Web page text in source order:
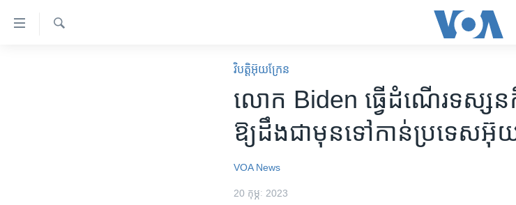
ទៅ​
វិបត្តិអ៊ុយក្រែន
លោក Biden ធ្វើ​ដំណើរ​ទស្ស
ឱ្យ​ដឹង​ជាមុន​ទៅកាន់​ប្រទេស​អ៊ុ
VOA News
20 កុម្ភៈ 2023